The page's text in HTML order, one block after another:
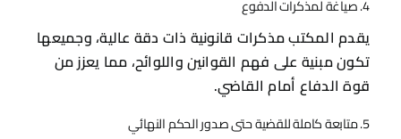
4. صياغة لمذكرات الدفوع
يقدم المكتب مذكرات قانونية ذات دقة عالية، وجميعها
تكون مبنية على فهم القوانين واللوائح، مما يعزز من
قوة الدفاع أمام القاضي.
5. متابعة كاملة للقضية حتى صدور الحكم النهائي